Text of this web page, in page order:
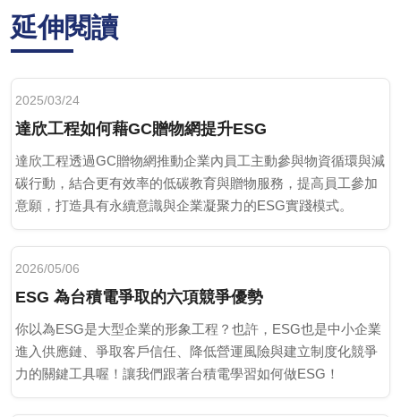
延伸閱讀
2025/03/24
達欣工程如何藉GC贈物網提升ESG
達欣工程透過GC贈物網推動企業內員工主動參與物資循環與減
碳行動，結合更有效率的低碳教育與贈物服務，提高員工參加
意願，打造具有永續意識與企業凝聚力的ESG實踐模式。
2026/05/06
ESG 為台積電爭取的六項競爭優勢
你以為ESG是大型企業的形象工程？也許，ESG也是中小企業
進入供應鏈、爭取客戶信任、降低營運風險與建立制度化競爭
力的關鍵工具喔！讓我們跟著台積電學習如何做ESG！